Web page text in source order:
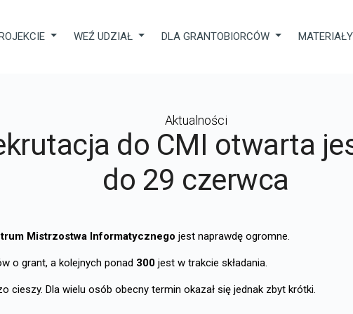
WEŹ UDZIAŁ DLA GRANTOBIORCÓW MATERIAŁY
Aktualności
do CMI otwarta
do 29 czerwca
Mistrzostwa Informatycznego jest naprawdę ogromne.
o grant, a kolejnych ponad 300 jest w trakcie składania.
cieszy. Dla wielu osób obecny termin okazał się jednak zbyt krótki.